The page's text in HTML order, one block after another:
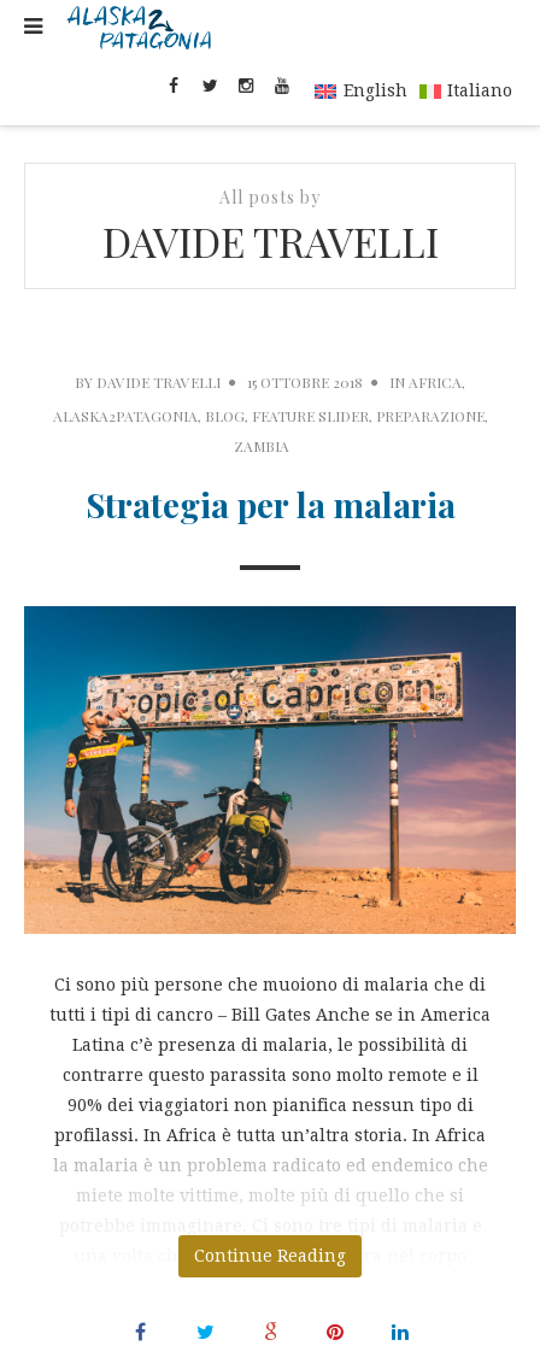
English Italiano
All posts by
DAVIDE TRAVELLI
BY DAVIDE TRAVELLI 15 OTTOBRE 2018 IN AFRICA,
ALASKA2PATAGONIA, BLOG, FEATURE SLIDER, PREPARAZIONE,
ZAMBIA
Strategia per la malaria
Ci sono più persone che muoiono di malaria che di
tutti i tipi di cancro – Bill Gates Anche se in America
Latina c’è presenza di malaria, le possibilità di
contrarre questo parassita sono molto remote e il
90% dei viaggiatori non pianifica nessun tipo di
profilassi. In Africa è tutta un’altra storia. In Africa
la malaria è un problema radicato ed endemico che
miete molte vittime, molte più di quello che si
una volta che questo parassita entra nel corpo
Continue Reading